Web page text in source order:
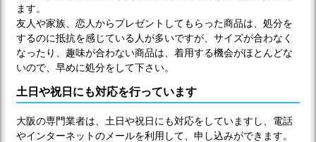
ます。
友人や家族、恋人からプレゼントしてもらった商品は、処分を
するのに抵抗を感じている人が多いですが、サイズが合わなく
なったり、趣味が合わない商品は、着用する機会がほとんどな
いので、早めに処分をして下さい。
土日や祝日にも対応を行っています
大阪の専門業者は、土日や祝日にも対応をしていますし、電話
やインターネットのメールを利用して、申し込みができます。